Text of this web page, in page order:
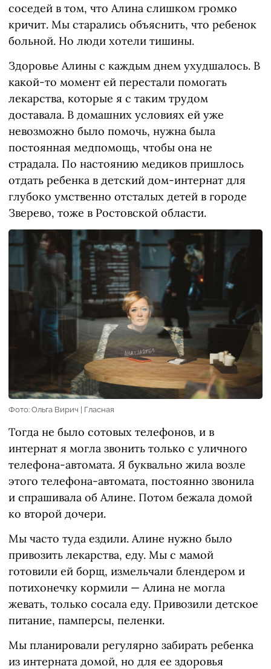
соседей в том, что Алина слишком громко
кричит. Мы старались объяснить, что ребенок
больной. Но люди хотели тишины.
Здоровье Алины с каждым днем ухудшалось. В
какой-то момент ей перестали помогать
лекарства, которые я с таким трудом
доставала. В домашних условиях ей уже
невозможно было помочь, нужна была
постоянная медпомощь, чтобы она не
страдала. По настоянию медиков пришлось
отдать ребенка в детский дом-интернат для
глубоко умственно отсталых детей в городе
Зверево, тоже в Ростовской области.
Фото: Ольга Вирич | Гласная
Тогда не было сотовых телефонов, и в
интернат я могла звонить только с уличного
телефона-автомата. Я буквально жила возле
этого телефона-автомата, постоянно звонила
и спрашивала об Алине. Потом бежала домой
ко второй дочери.
Мы часто туда ездили. Алине нужно было
привозить лекарства, еду. Мы с мамой
готовили ей борщ, измельчали блендером и
потихонечку кормили — Алина не могла
жевать, только сосала еду. Привозили детское
питание, памперсы, пеленки.
Мы планировали регулярно забирать ребенка
из интерната домой, но для ее здоровья